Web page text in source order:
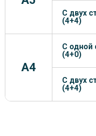
С двух
(4+4)
A4
С одной
(4+0)
С двух
(4+4)